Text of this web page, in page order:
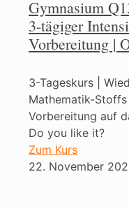
Gymnasium
3-tägiger
Vorbereitung |
3-Tageskurs |
Mathematik-
Vorbereitung auf
Do you like it?
Zum Kurs
22. November